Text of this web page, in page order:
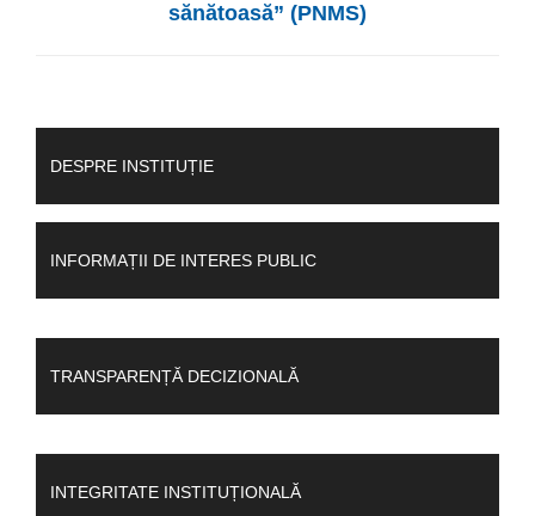
sănătoasă” (PNMS)
DESPRE INSTITUȚIE
INFORMAȚII DE INTERES PUBLIC
TRANSPARENȚĂ DECIZIONALĂ
INTEGRITATE INSTITUȚIONALĂ